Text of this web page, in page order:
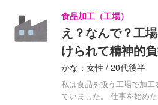
食品加工（工場）
え？なんで？工
けられて精神的
かな：女性 / 20代後半
私は食品を扱う工場で加
ていました。 仕事を始め